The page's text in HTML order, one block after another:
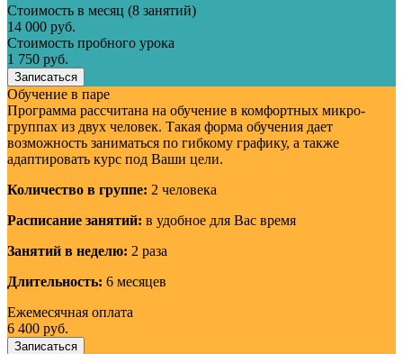
Стоимость в месяц (8 занятий)
14 000 руб.
Стоимость пробного урока
1 750 руб.
Записаться
Обучение в паре
Программа рассчитана на обучение в комфортных микро-
группах из двух человек. Такая форма обучения дает
возможность заниматься по гибкому графику, а также
адаптировать курс под Ваши цели.
Количество в группе: 2 человека
Расписание занятий: в удобное для Вас время
Занятий в неделю: 2 раза
Длительность: 6 месяцев
Ежемесячная оплата
6 400 руб.
Записаться